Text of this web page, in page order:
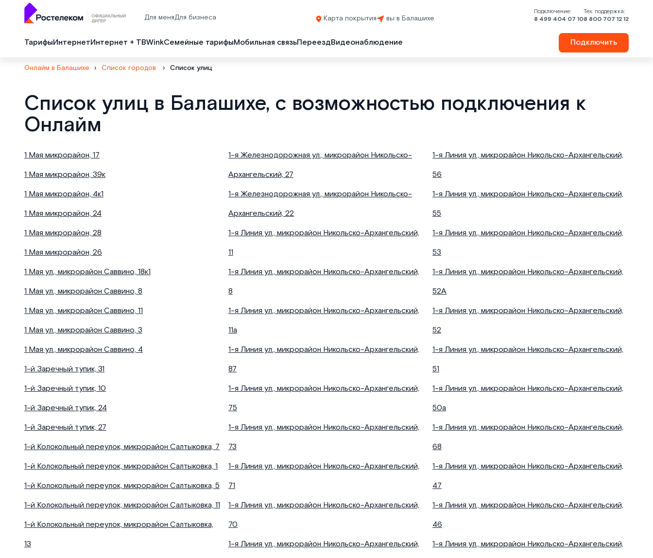
Для меняДля бизнеса Карта покрытия вы в Балашихе
Подключение:
8 499 404 07 10
Тех. поддержка:
8 800 707 12 12
ТарифыИнтернетИнтернет + ТВWinkСемейные тарифыМобильная связьПереездВидеонаблюдение Подключить
Онлайм в Балашихе › Список городов › Список улиц
Список улиц в Балашихе, с возможностью подключения к
Онлайм
1 Мая микрорайон, 17
1 Мая микрорайон, 39к
1 Мая микрорайон, 4к1
1 Мая микрорайон, 24
1 Мая микрорайон, 28
1 Мая микрорайон, 26
1 Мая ул., микрорайон Саввино, 18к1
1 Мая ул., микрорайон Саввино, 8
1 Мая ул., микрорайон Саввино, 11
1 Мая ул., микрорайон Саввино, 3
1 Мая ул., микрорайон Саввино, 4
1-й Заречный тупик, 31
1-й Заречный тупик, 10
1-й Заречный тупик, 24
1-й Заречный тупик, 27
1-й Колокольный переулок, микрорайон Салтыковка, 7
1-й Колокольный переулок, микрорайон Салтыковка, 1
1-й Колокольный переулок, микрорайон Салтыковка, 5
1-й Колокольный переулок, микрорайон Салтыковка, 11
1-й Колокольный переулок, микрорайон Салтыковка,
13
1-я Железнодорожная ул., микрорайон Никольско-
Архангельский, 27
1-я Железнодорожная ул., микрорайон Никольско-
Архангельский, 22
1-я Линия ул., микрорайон Никольско-Архангельский,
11
1-я Линия ул., микрорайон Никольско-Архангельский,
8
1-я Линия ул., микрорайон Никольско-Архангельский,
11а
1-я Линия ул., микрорайон Никольско-Архангельский,
87
1-я Линия ул., микрорайон Никольско-Архангельский,
75
1-я Линия ул., микрорайон Никольско-Архангельский,
73
1-я Линия ул., микрорайон Никольско-Архангельский,
71
1-я Линия ул., микрорайон Никольско-Архангельский,
70
1-я Линия ул., микрорайон Никольско-Архангельский,
1-я Линия ул., микрорайон Никольско-Архангельский,
56
1-я Линия ул., микрорайон Никольско-Архангельский,
55
1-я Линия ул., микрорайон Никольско-Архангельский,
53
1-я Линия ул., микрорайон Никольско-Архангельский,
52А
1-я Линия ул., микрорайон Никольско-Архангельский,
52
1-я Линия ул., микрорайон Никольско-Архангельский,
51
1-я Линия ул., микрорайон Никольско-Архангельский,
50а
1-я Линия ул., микрорайон Никольско-Архангельский,
68
1-я Линия ул., микрорайон Никольско-Архангельский,
47
1-я Линия ул., микрорайон Никольско-Архангельский,
46
1-я Линия ул., микрорайон Никольско-Архангельский,